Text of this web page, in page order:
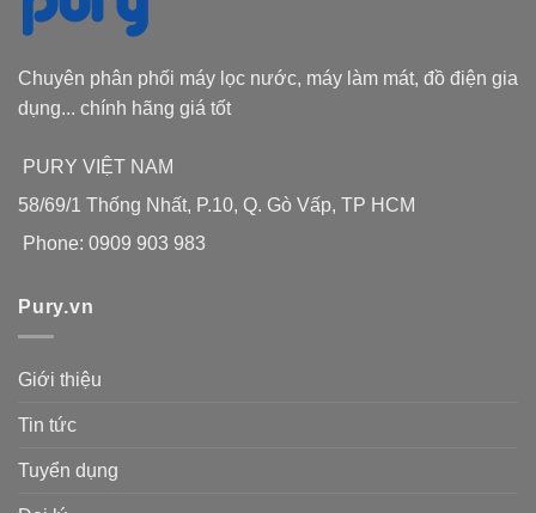
Chuyên phân phối máy lọc nước, máy làm mát, đồ điện gia
dụng... chính hãng giá tốt
PURY VIỆT NAM
58/69/1 Thống Nhất, P.10, Q. Gò Vấp, TP HCM
Phone: 0909 903 983
Pury.vn
Giới thiệu
Tin tức
Tuyển dụng